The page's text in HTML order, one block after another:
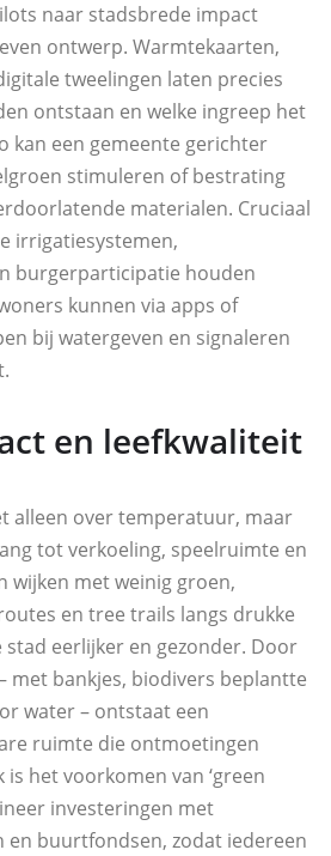
naar stadsbrede impact
ontwerp. Warmtekaarten,
tweelingen laten precies
ontstaan en welke ingreep het
kan een gemeente gerichter
stimuleren of bestrating
materialen. Cruciaal
irrigatiesystemen,
burgerparticipatie houden
kunnen via apps of
bij watergeven en signaleren
en leefkwaliteit
alleen over temperatuur, maar
tot verkoeling, speelruimte en
wijken met weinig groen,
en tree trails langs drukke
eerlijker en gezonder. Door
met bankjes, biodivers beplantte
water – ontstaat een
ruimte die ontmoetingen
het voorkomen van ‘green
investeringen met
en buurtfondsen, zodat iedereen